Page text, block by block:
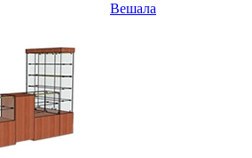
Вешала